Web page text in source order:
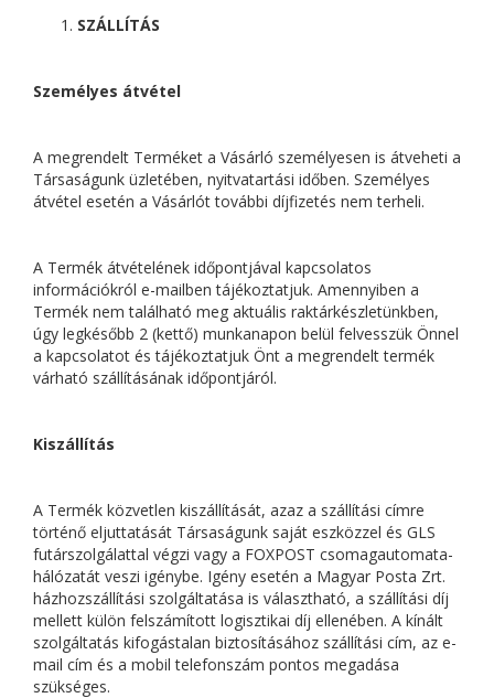
SZÁLLÍTÁS
Személyes átvétel
A megrendelt Terméket a Vásárló személyesen is átveheti a
Társaságunk üzletében, nyitvatartási időben. Személyes
átvétel esetén a Vásárlót további díjfizetés nem terheli.
A Termék átvételének időpontjával kapcsolatos
információkról e-mailben tájékoztatjuk. Amennyiben a
Termék nem található meg aktuális raktárkészletünkben,
úgy legkésőbb 2 (kettő) munkanapon belül felvesszük Önnel
a kapcsolatot és tájékoztatjuk Önt a megrendelt termék
várható szállításának időpontjáról.
Kiszállítás
A Termék közvetlen kiszállítását, azaz a szállítási címre
történő eljuttatását Társaságunk saját eszközzel és GLS
futárszolgálattal végzi vagy a FOXPOST csomagautomata-
hálózatát veszi igénybe. Igény esetén a Magyar Posta Zrt.
házhozszállítási szolgáltatása is választható, a szállítási díj
mellett külön felszámított logisztikai díj ellenében. A kínált
szolgáltatás kifogástalan biztosításához szállítási cím, az e-
mail cím és a mobil telefonszám pontos megadása
szükséges.